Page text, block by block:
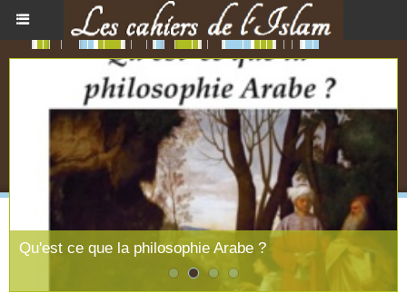
Qu'est ce que la philosophie Arabe ?